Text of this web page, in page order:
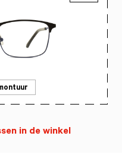
in de winkel